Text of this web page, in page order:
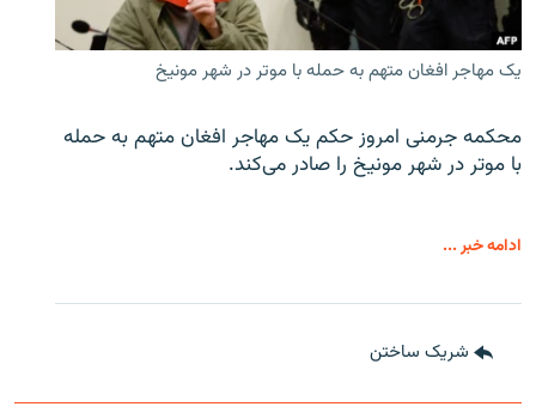
یک مهاجر افغان متهم به حمله با موتر در شهر مونیخ
محکمه جرمنی امروز حکم یک مهاجر افغان متهم به حمله
با موتر در شهر مونیخ را صادر می‌کند.
ادامه خبر ...
شریک ساختن